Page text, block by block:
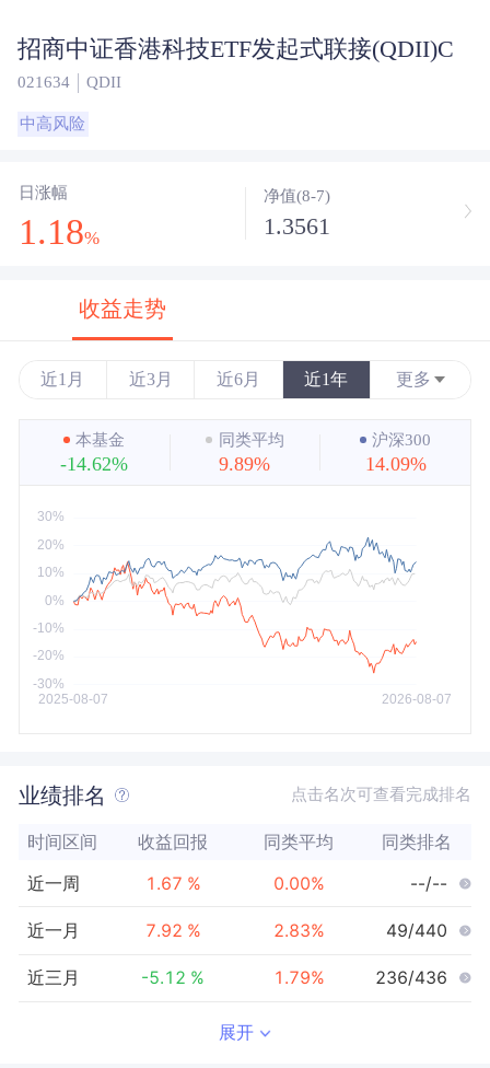
招商中证香港科技ETF发起式联接(QDII)C
021634 QDII
中高风险
日涨幅
1.18%
净值(8-7)
1.3561
收益走势
近1月 近3月 近6月 近1年 更多
近3年
近5年
最大
本基金
-14.62%
同类平均
9.89%
沪深300
14.09%
业绩排名 点击名次可查看完成排名
时间区间 收益回报 同类平均 同类排名
近一周 1.67 % 0.00% --/--
近一月 7.92 % 2.83% 49/440
近三月 -5.12 % 1.79% 236/436
展开